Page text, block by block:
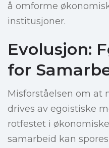
å omforme
institusjoner.
Evolusjon:
for
Misforståelsen om at
drives av egoistiske
rotfestet i
samarbeid kan